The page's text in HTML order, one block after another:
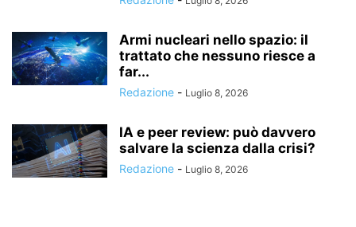
Armi nucleari nello spazio: il
trattato che nessuno riesce a
far...
Redazione - Luglio 8, 2026
IA e peer review: può davvero
salvare la scienza dalla crisi?
Redazione - Luglio 8, 2026